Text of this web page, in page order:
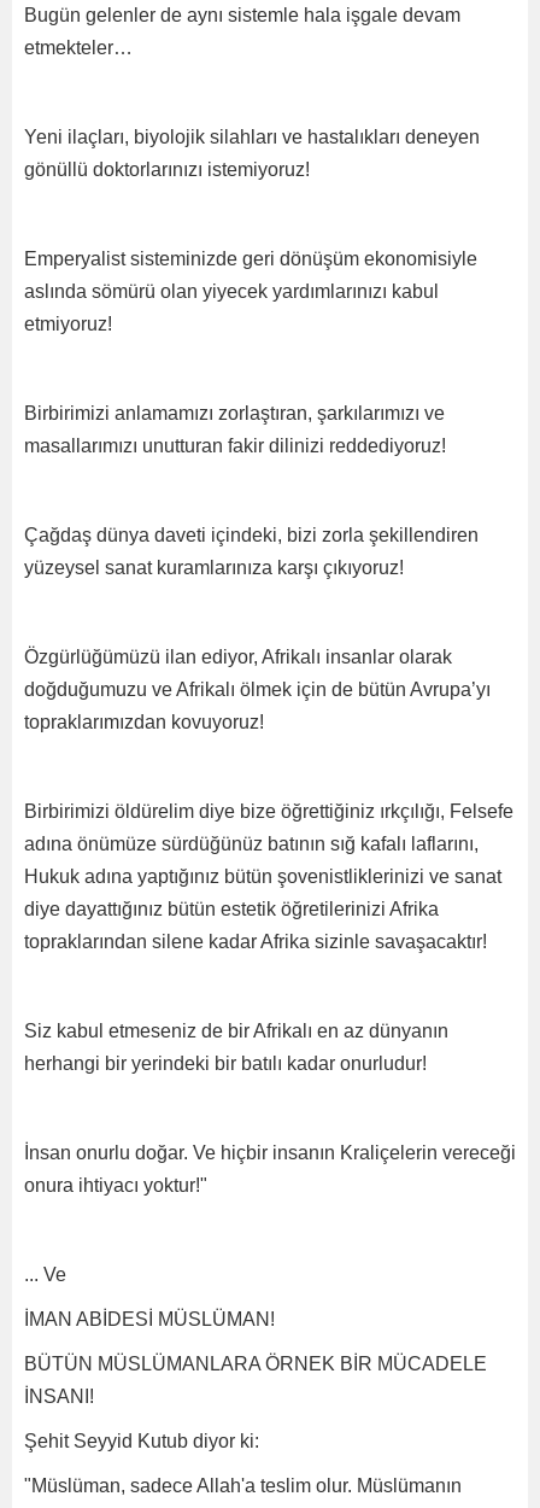
Bugün gelenler de aynı sistemle hala işgale devam
etmekteler…
Yeni ilaçları, biyolojik silahları ve hastalıkları deneyen
gönüllü doktorlarınızı istemiyoruz!
Emperyalist sisteminizde geri dönüşüm ekonomisiyle
aslında sömürü olan yiyecek yardımlarınızı kabul
etmiyoruz!
Birbirimizi anlamamızı zorlaştıran, şarkılarımızı ve
masallarımızı unutturan fakir dilinizi reddediyoruz!
Çağdaş dünya daveti içindeki, bizi zorla şekillendiren
yüzeysel sanat kuramlarınıza karşı çıkıyoruz!
Özgürlüğümüzü ilan ediyor, Afrikalı insanlar olarak
doğduğumuzu ve Afrikalı ölmek için de bütün Avrupa’yı
topraklarımızdan kovuyoruz!
Birbirimizi öldürelim diye bize öğrettiğiniz ırkçılığı, Felsefe
adına önümüze sürdüğünüz batının sığ kafalı laflarını,
Hukuk adına yaptığınız bütün şovenistliklerinizi ve sanat
diye dayattığınız bütün estetik öğretilerinizi Afrika
topraklarından silene kadar Afrika sizinle savaşacaktır!
Siz kabul etmeseniz de bir Afrikalı en az dünyanın
herhangi bir yerindeki bir batılı kadar onurludur!
İnsan onurlu doğar. Ve hiçbir insanın Kraliçelerin vereceği
onura ihtiyacı yoktur!"
... Ve
İMAN ABİDESİ MÜSLÜMAN!
BÜTÜN MÜSLÜMANLARA ÖRNEK BİR MÜCADELE
İNSANI!
Şehit Seyyid Kutub diyor ki:
"Müslüman, sadece Allah'a teslim olur. Müslümanın